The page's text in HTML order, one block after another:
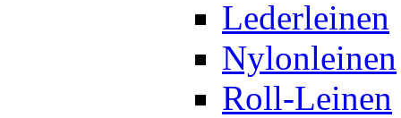
Lederleinen
Nylonleinen
Roll-Leinen